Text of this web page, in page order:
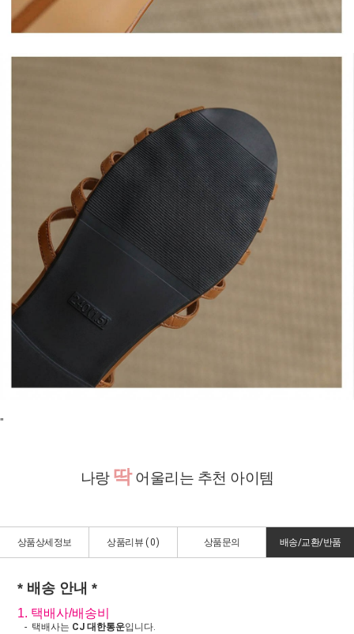
"
나랑 딱어울리는 추천 아이템
상품상세정보 상품리뷰 ( 0) 상품문의 배송/교환/반품
* 배송 안내 *
1. 택배사/배송비
- 택배사는 CJ 대한통운입니다.